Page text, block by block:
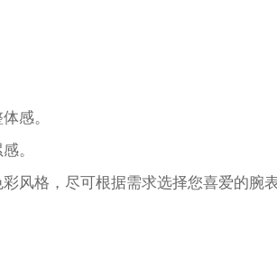
感。
。
风格，尽可根据需求选择您喜爱的腕表